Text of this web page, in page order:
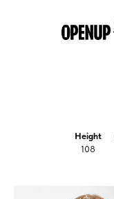
Height
108